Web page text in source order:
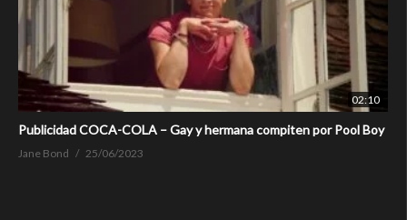
02:10
Publicidad COCA-COLA – Gay y hermana compiten por Pool Boy
Jane Bond 25/06/2023